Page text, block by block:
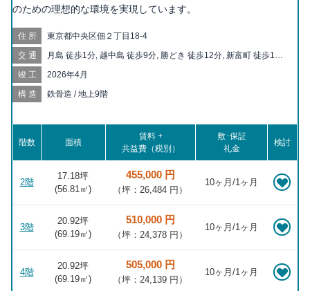
のための理想的な環境を実現しています。
住所 東京都中央区佃２丁目18-4
交通
月島 徒歩1分, 越中島 徒歩9分, 勝どき 徒歩12分, 新富町 徒歩15
歩17分, 茅場町 徒歩20分, 東銀座 徒歩20分
竣工 2026年4月
構造 鉄骨造 / 地上9階
階数 面積
賃料 +
共益費（税別）
敷･保証
礼金
検討
2階
17.18坪
(56.81㎡)
455,000 円
（坪：26,484 円）
10ヶ月/1ヶ月
3階
20.92坪
(69.19㎡)
510,000 円
（坪：24,378 円）
10ヶ月/1ヶ月
4階
20.92坪
(69.19㎡)
505,000 円
（坪：24,139 円）
10ヶ月/1ヶ月